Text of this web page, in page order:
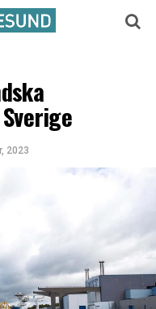
2023